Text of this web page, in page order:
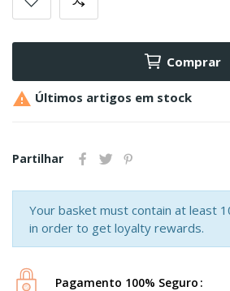
Comprar
 Últimos artigos em stock
Partilhar
Your basket must contain at least
in order to get loyalty rewards.
Pagamento 100% Seguro